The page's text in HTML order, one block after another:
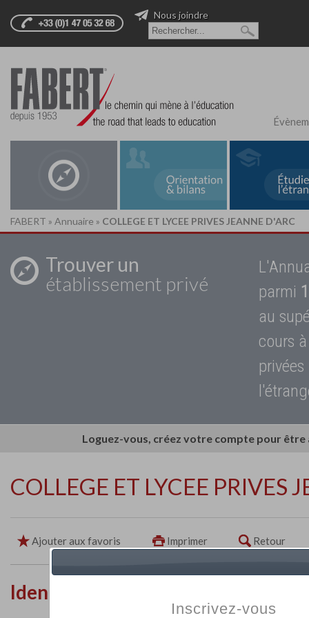
Nous joindre
FABERT » Annuaire » COLLEGE ET LYCEE PRIVES JEANNE D'ARC
Trouver un
établissement privé
parmi
au
cours
Loguez-vous, créez votre compte pour
COLLEGE ET LYCEE PRIVES
Ajouter aux favoris Imprimer Retour
Identité de l'établissement
Inscrivez-vous